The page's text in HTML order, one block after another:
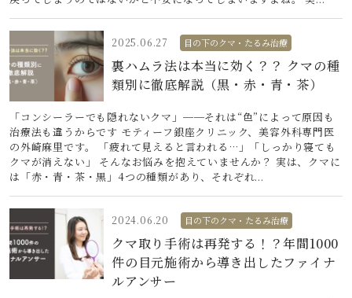
2025.06.27 目の下のクマ・たるみ治療
裏ハムラ法は本当に効く？？ クマの種
類別に徹底解説（黒・赤・青・茶）
「コンシーラーでも隠れないクマ」──それは“色”によって原因も
治療法も違うからです モティーフ銀座クリニック、美容外科専門医
の外崎麻里です。 「疲れて見えると言われる…」「しっかり寝ても
クマが消えない」 そんなお悩みを抱えていませんか？ 実は、クマに
は「赤・青・茶・黒」4つの種類があり、それぞれ...
2024.06.20 目の下のクマ・たるみ治療
クマ取り手術は再発する！？年間1000
件の目元施術から導き出したファイナ
ルアンサー